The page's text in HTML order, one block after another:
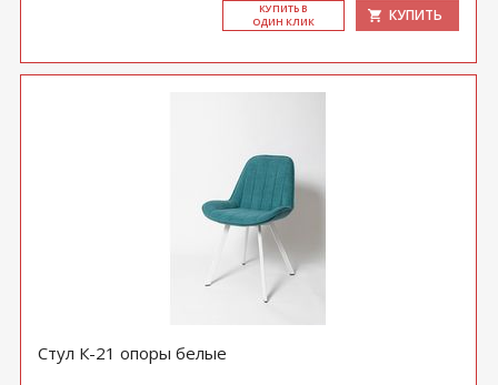
КУ­ПИТЬ В
ОДИН КЛИК
КУПИТЬ
Стул К-21 опоры белые